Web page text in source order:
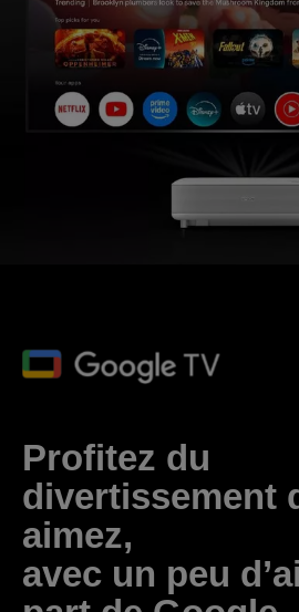
Profitez du
divertissement
aimez,
avec un peu